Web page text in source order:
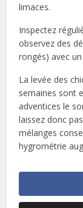
limaces.
Inspectez
observez des
rongés) avec
La levée des
semaines sont
adventices le
laissez donc
mélanges
hygrométrie